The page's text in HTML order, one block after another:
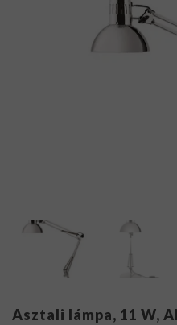
Asztali lámpa, 11 W,